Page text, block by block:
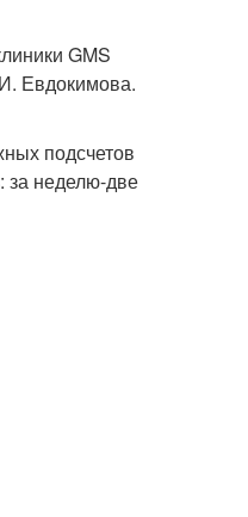
GMS
Евдокимова.
подсчетов
за неделю-две